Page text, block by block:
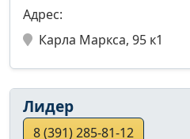
Адрес:
Карла Маркса, 95 к1
Лидер
8 (391) 285-81-12